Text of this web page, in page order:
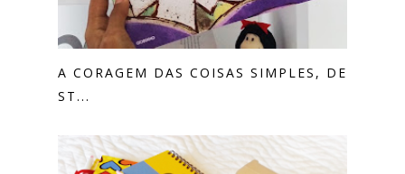
A CORAGEM DAS COISAS SIMPLES, DE
ST...